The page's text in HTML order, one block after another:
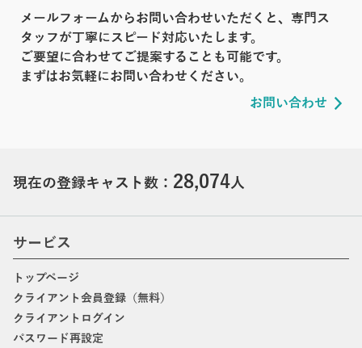
メールフォームからお問い合わせいただくと、専門ス
タッフが丁寧にスピード対応いたします。
ご要望に合わせてご提案することも可能です。
まずはお気軽にお問い合わせください。
お問い合わせ
現在の登録キャスト数： 28,074人
サービス
トップページ
クライアント会員登録（無料）
クライアントログイン
パスワード再設定